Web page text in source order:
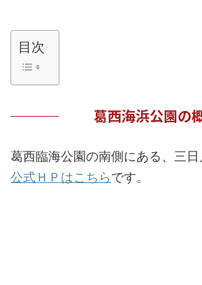
目次
葛西海浜公園の
葛西臨海公園の南側にある、三日
公式ＨＰはこちらです。